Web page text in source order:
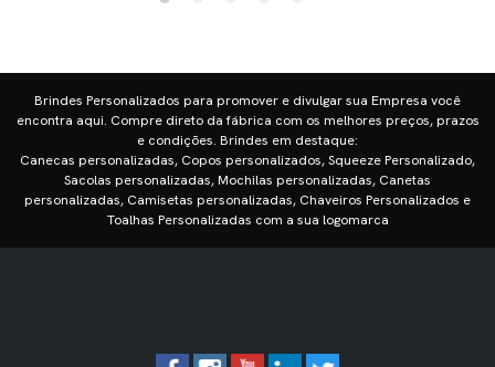
Brindes Personalizados para promover e divulgar sua Empresa você
encontra aqui. Compre direto da fábrica com os melhores preços, prazos
e condições. Brindes em destaque:
Canecas personalizadas, Copos personalizados, Squeeze Personalizado,
Sacolas personalizadas, Mochilas personalizadas, Canetas
personalizadas, Camisetas personalizadas, Chaveiros Personalizados e
Toalhas Personalizadas com a sua logomarca